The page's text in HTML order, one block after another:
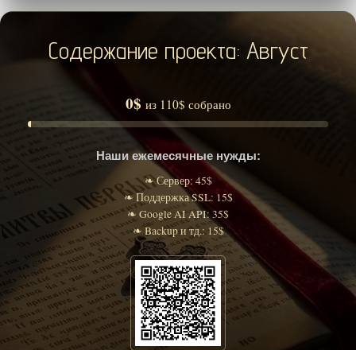
Содержание проекта: Август
0$ из 110$ собрано
Наши ежемесячные нужды:
❧ Сервер: 45$
❧ Поддержка SSL: 15$
❧ Google AI API: 35$
❧ Backup и тд.: 15$